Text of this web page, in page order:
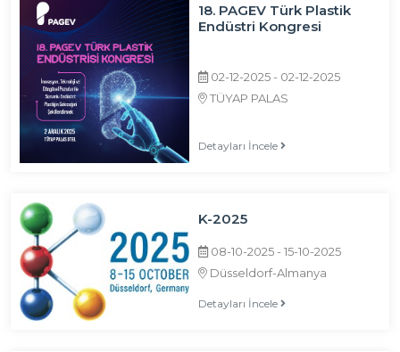
18. PAGEV Türk Plastik
Endüstri Kongresi
02-12-2025 - 02-12-2025
TÜYAP PALAS
Detayları İncele
K-2025
08-10-2025 - 15-10-2025
Düsseldorf-Almanya
Detayları İncele